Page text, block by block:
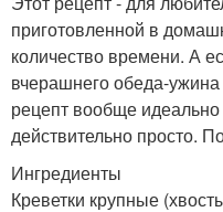
приготовленной в
количество времени. А
вчерашнего обеда-
рецепт вообще
действительно просто.
Ингредиенты
Креветки крупные